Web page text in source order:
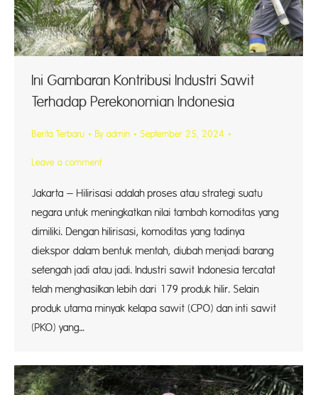
Ini Gambaran Kontribusi Industri Sawit
Terhadap Perekonomian Indonesia
Berita Terbaru By admin September 25, 2024
Leave a comment
Jakarta – Hilirisasi adalah proses atau strategi suatu
negara untuk meningkatkan nilai tambah komoditas yang
dimiliki. Dengan hilirisasi, komoditas yang tadinya
diekspor dalam bentuk mentah, diubah menjadi barang
setengah jadi atau jadi. Industri sawit Indonesia tercatat
telah menghasilkan lebih dari 179 produk hilir. Selain
produk utama minyak kelapa sawit (CPO) dan inti sawit
(PKO) yang…